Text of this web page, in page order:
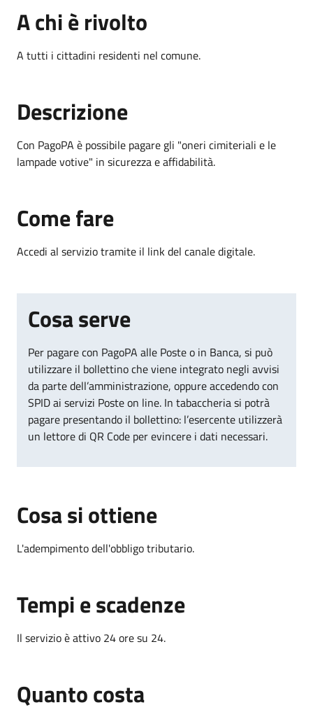
A chi è rivolto
A tutti i cittadini residenti nel comune.
Descrizione
Con PagoPA è possibile pagare gli "oneri cimiteriali e le
lampade votive" in sicurezza e affidabilità.
Come fare
Accedi al servizio tramite il link del canale digitale.
Cosa serve
Per pagare con PagoPA alle Poste o in Banca, si può
utilizzare il bollettino che viene integrato negli avvisi
da parte dell’amministrazione, oppure accedendo con
SPID ai servizi Poste on line. In tabaccheria si potrà
pagare presentando il bollettino: l’esercente utilizzerà
un lettore di QR Code per evincere i dati necessari.
Cosa si ottiene
L'adempimento dell'obbligo tributario.
Tempi e scadenze
Il servizio è attivo 24 ore su 24.
Quanto costa